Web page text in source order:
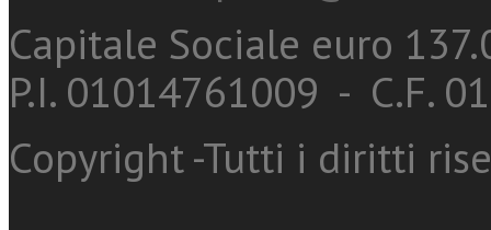
Capitale Sociale euro
P.I. 01014761009 - C.F.
Copyright -Tutti i diritti